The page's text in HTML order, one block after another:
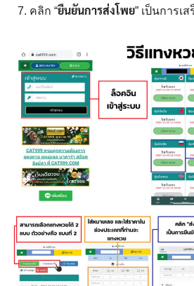
คลิก “ยืนยันการส่งโพย” เป็นการเ